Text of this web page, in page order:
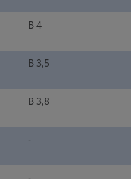
B 4
B 3,5
B 3,8
-